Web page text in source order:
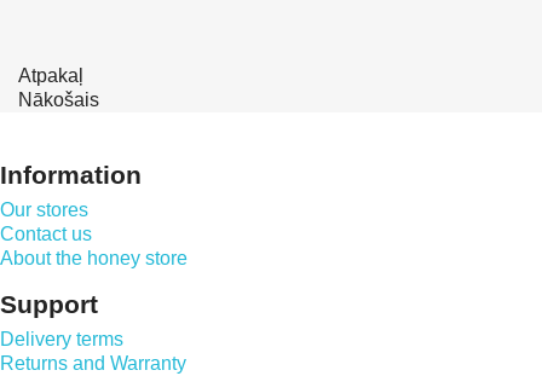
Atpakaļ
Nākošais
Information
Our stores
Contact us
About the honey store
Support
Delivery terms
Returns and Warranty